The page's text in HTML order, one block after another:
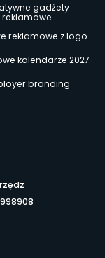
gadżety
reklamowe
reklamowe z logo
kalendarze 2027
branding